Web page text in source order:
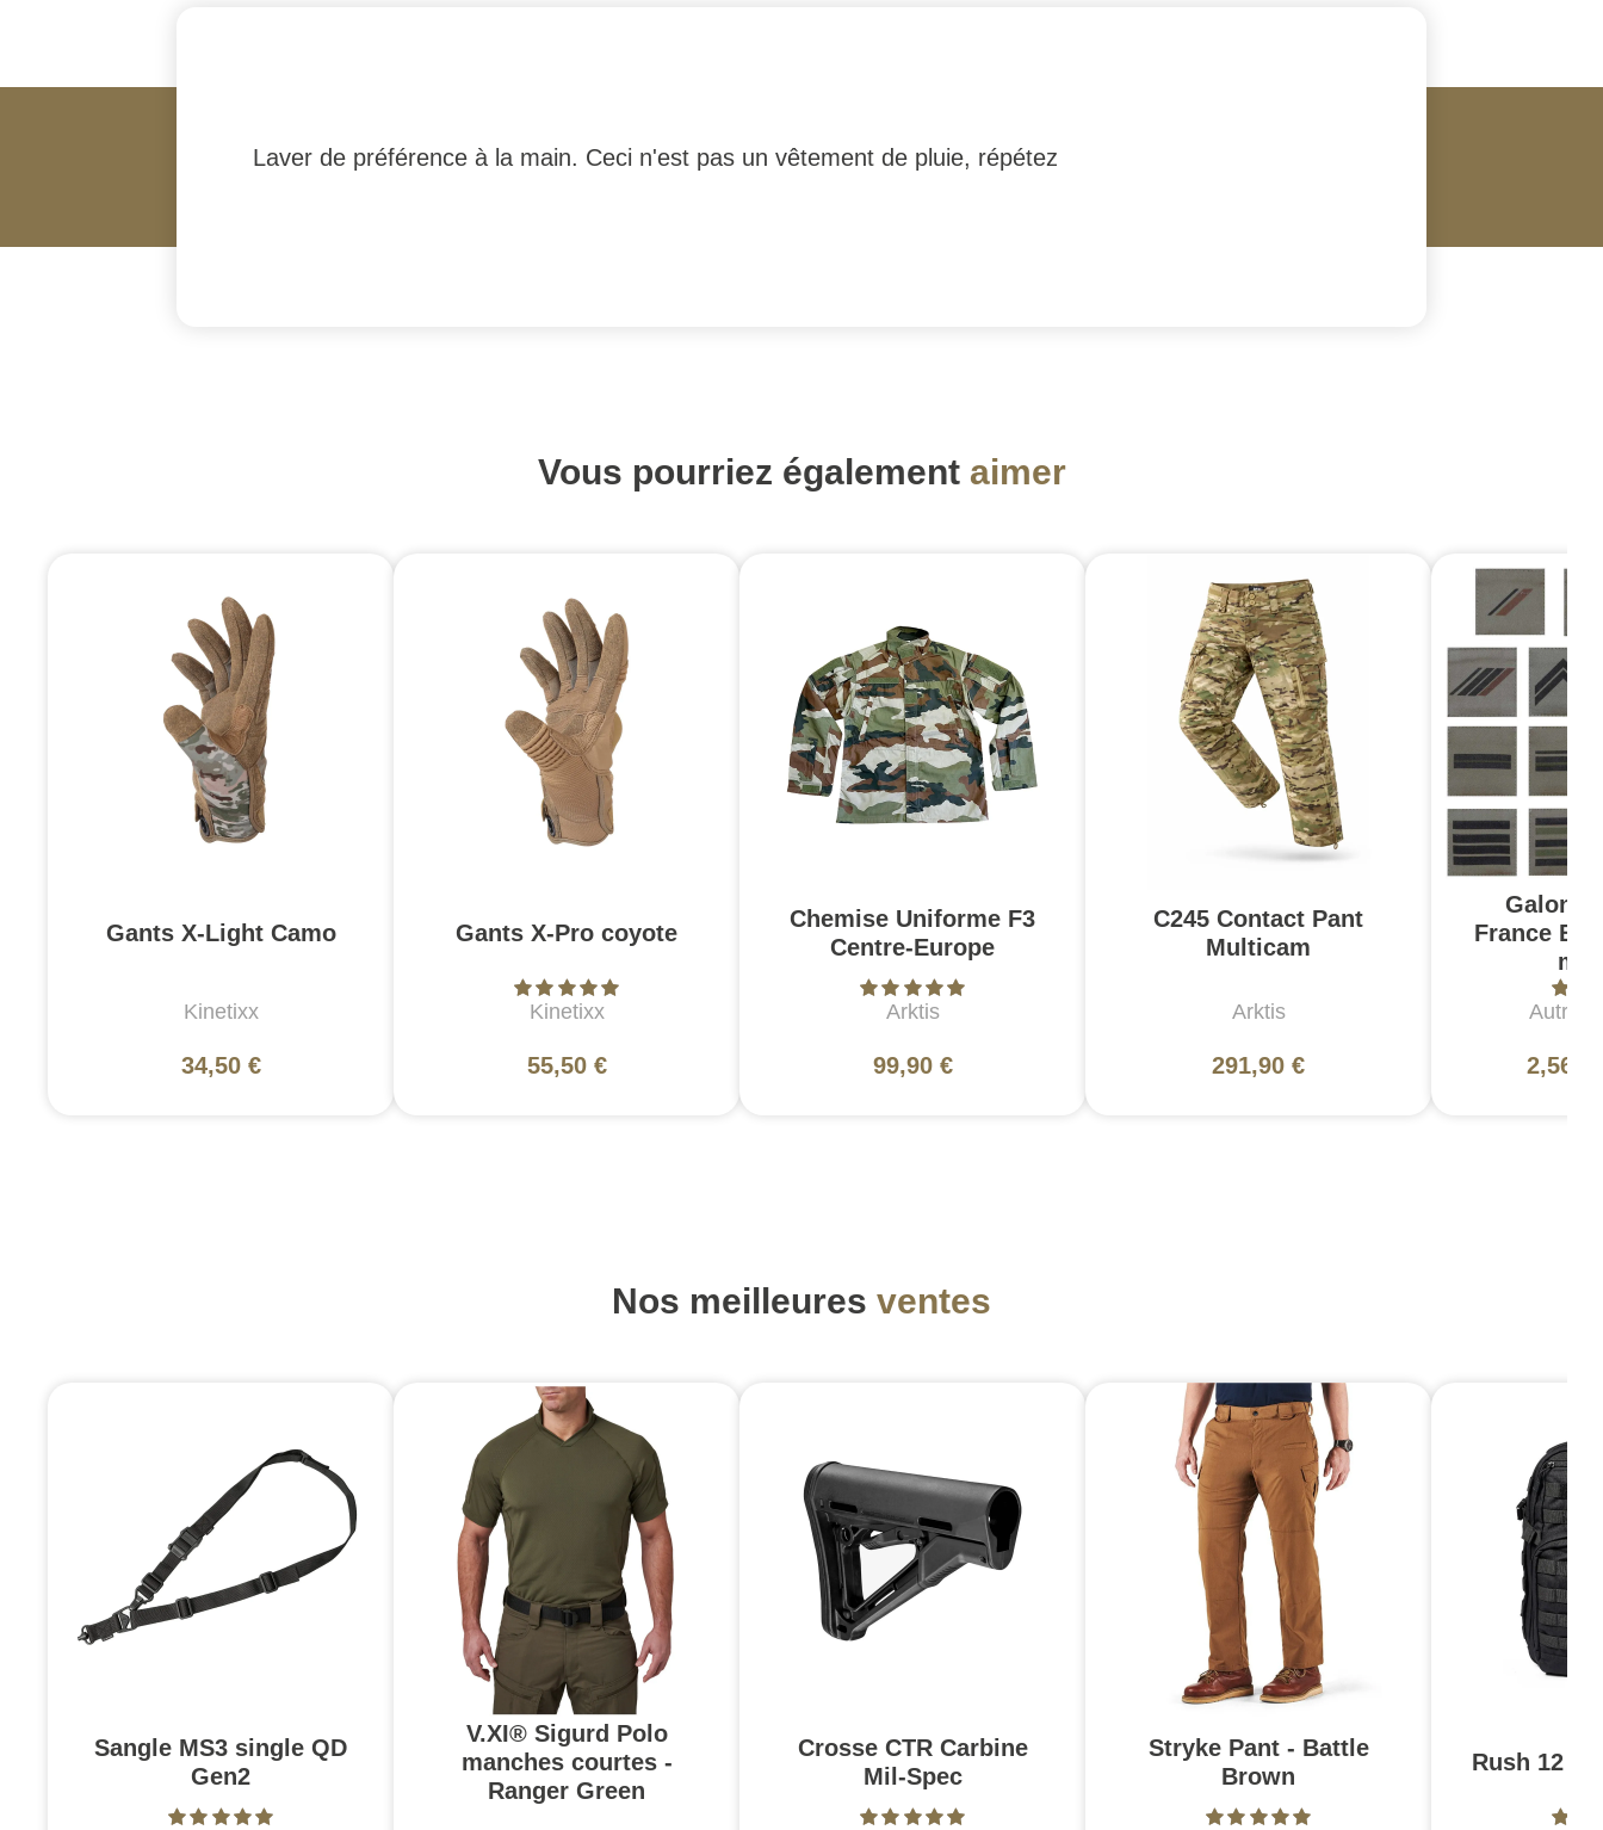
Laver de préférence à la main. Ceci n'est pas un vêtement de pluie, répétez
Vous pourriez également aimer
Gants X-Light Camo
Kinetixx
34,50 €
Gants X-Pro coyote
Kinetixx
55,50 €
Chemise Uniforme F3
Centre-Europe
Arktis
99,90 €
C245 Contact Pant
Multicam
Arktis
291,90 €
Galon
France
Autres
2,56 €
Nos meilleures ventes
Sangle MS3 single QD
Gen2
V.XI® Sigurd Polo
manches courtes -
Ranger Green
Crosse CTR Carbine
Mil-Spec
Stryke Pant - Battle
Brown
Rush 12